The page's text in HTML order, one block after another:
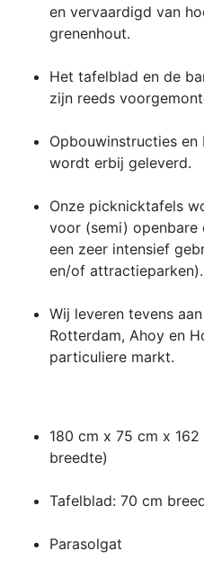
en vervaardigd van
grenenhout.
Het tafelblad en de
zijn reeds
Opbouwinstructies
wordt erbij geleverd.
Onze picknicktafels
voor (semi) openbare
een zeer intensief
en/of attractieparken).
Wij leveren tevens
Rotterdam, Ahoy en
particuliere markt.
180 cm x 75 cm x
breedte)
Tafelblad: 70 cm
Parasolgat